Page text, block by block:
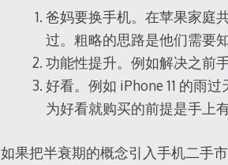
爸妈要换手机。在苹果家庭
过。粗略的思路是他们需要
功能性提升。例如解决之前
好看。例如 iPhone 11 的雨
为好看就购买的前提是手上
如果把半衰期的概念引入手机二手